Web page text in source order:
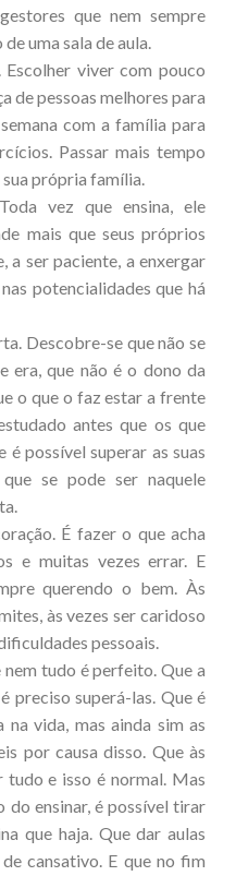
que nem sempre
uma sala de aula.
Escolher viver com pouco
de pessoas melhores para
com a família para
Passar mais tempo
sua própria família.
vez que ensina, ele
mais que seus próprios
a ser paciente, a enxergar
potencialidades que há
Descobre-se que não se
era, que não é o dono da
o que o faz estar a frente
antes que os que
é possível superar as suas
se pode ser naquele
É fazer o que acha
e muitas vezes errar. E
querendo o bem. Às
às vezes ser caridoso
pessoais.
tudo é perfeito. Que a
preciso superá-las. Que é
vida, mas ainda sim as
por causa disso. Que às
tudo e isso é normal. Mas
do ensinar, é possível tirar
que haja. Que dar aulas
cansativo. E que no fim